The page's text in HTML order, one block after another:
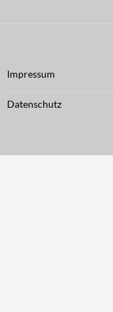
Impressum
Datenschutz